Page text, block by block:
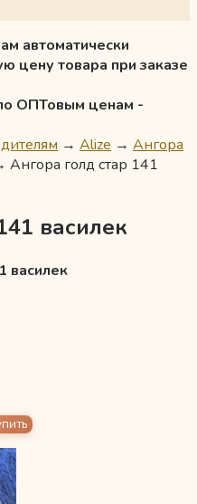
автоматически
цену товара при заказе
ОПТовым ценам -
→ Alize → Ангора
Ангора голд стар 141
василек
василек